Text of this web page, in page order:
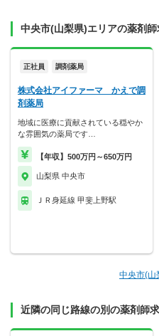
中央市(山梨県)エリアの薬剤師
正社員 調剤薬局
株式会社アイファーマ かえで調
剤薬局
地域に医療に貢献されている穏やか
な雰囲気の薬局です…
【年収】500万円～650万円
山梨県 中央市
ＪＲ身延線 甲斐上野駅
中央市(山
近隣の同じ路線の別の薬剤師